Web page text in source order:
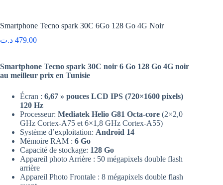
Smartphone Tecno spark 30C 6Go 128 Go 4G Noir
479.00 د.ت
Smartphone Tecno spark 30C noir 6 Go 128 Go 4G noir
au meilleur prix en Tunisie
Écran : 6,67 » pouces LCD IPS (720×1600 pixels)
120 Hz
Processeur: Mediatek Helio G81 Octa-core (2×2,0
GHz Cortex-A75 et 6×1,8 GHz Cortex-A55)
Système d’exploitation: Android 14
Mémoire RAM : 6 Go
Capacité de stockage: 128 Go
Appareil photo Arrière : 50 mégapixels double flash
arrière
Appareil Photo Frontale : 8 mégapixels double flash